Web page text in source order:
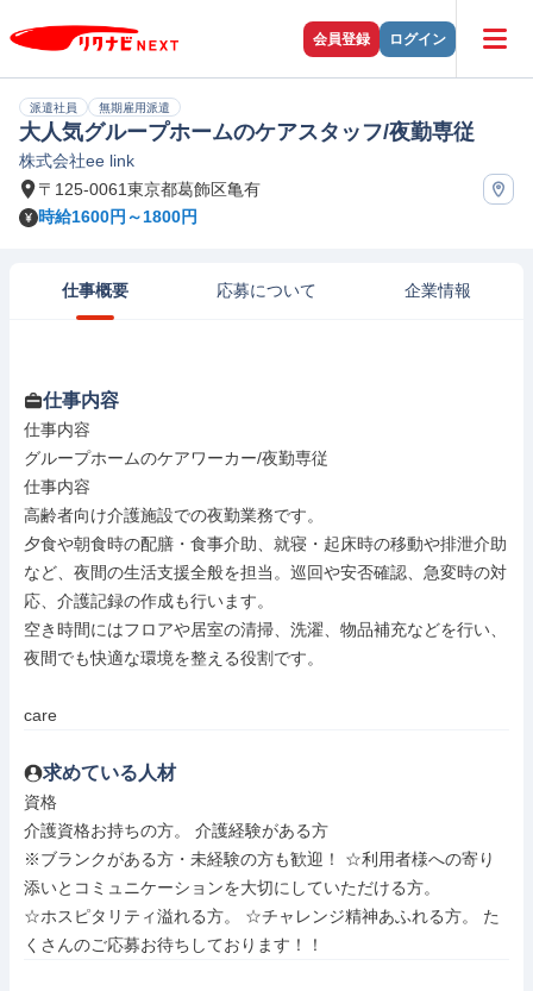
会員登録 ログイン
派遣社員 無期雇用派遣
大人気グループホームのケアスタッフ/夜勤専従
株式会社ee link
〒125-0061東京都葛飾区亀有
時給1600円～1800円
仕事概要 応募について 企業情報
仕事内容
仕事内容
グループホームのケアワーカー/夜勤専従
仕事内容
高齢者向け介護施設での夜勤業務です。
夕食や朝食時の配膳・食事介助、就寝・起床時の移動や排泄介助
など、夜間の生活支援全般を担当。巡回や安否確認、急変時の対
応、介護記録の作成も行います。
空き時間にはフロアや居室の清掃、洗濯、物品補充などを行い、
夜間でも快適な環境を整える役割です。
care
求めている人材
資格
介護資格お持ちの方。 介護経験がある方
※ブランクがある方・未経験の方も歓迎！ ☆利用者様への寄り
添いとコミュニケーションを大切にしていただける方。
☆ホスピタリティ溢れる方。 ☆チャレンジ精神あふれる方。 た
くさんのご応募お待ちしております！！